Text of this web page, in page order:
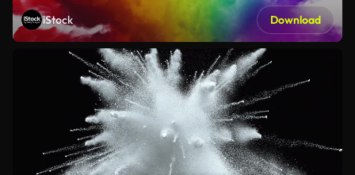
iStock Download